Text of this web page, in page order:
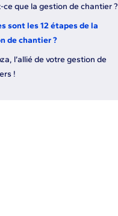
ce que la gestion de chantier ?
sont les 12 étapes de la
de chantier ?
l’allié de votre gestion de
!